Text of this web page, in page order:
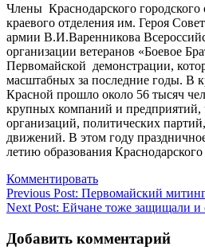
Члены Краснодарского городского
краевого отделения им. Героя
армии В.И.Варенникова
организации ветеранов «Боевое
Первомайской демонстрации,
масштабных за последние годы. В
Красной прошло около 56 тысяч
крупных компаний и
организаций, политических
движений. В этом году
летию образования Краснодарского
Комментировать
Навигация
по
записям
Previous Post: Первомайский
Next Post: Ейчане тоже защищали
Добавить комментарий